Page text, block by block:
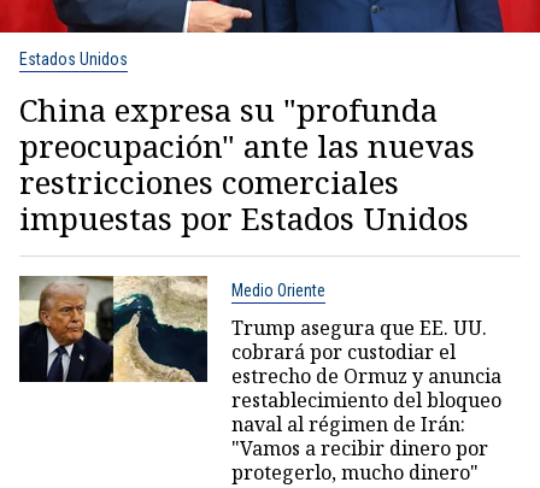
Estados Unidos
China expresa su "profunda
preocupación" ante las nuevas
restricciones comerciales
impuestas por Estados Unidos
Medio Oriente
Trump asegura que EE. UU.
cobrará por custodiar el
estrecho de Ormuz y anuncia
restablecimiento del bloqueo
naval al régimen de Irán:
"Vamos a recibir dinero por
protegerlo, mucho dinero"